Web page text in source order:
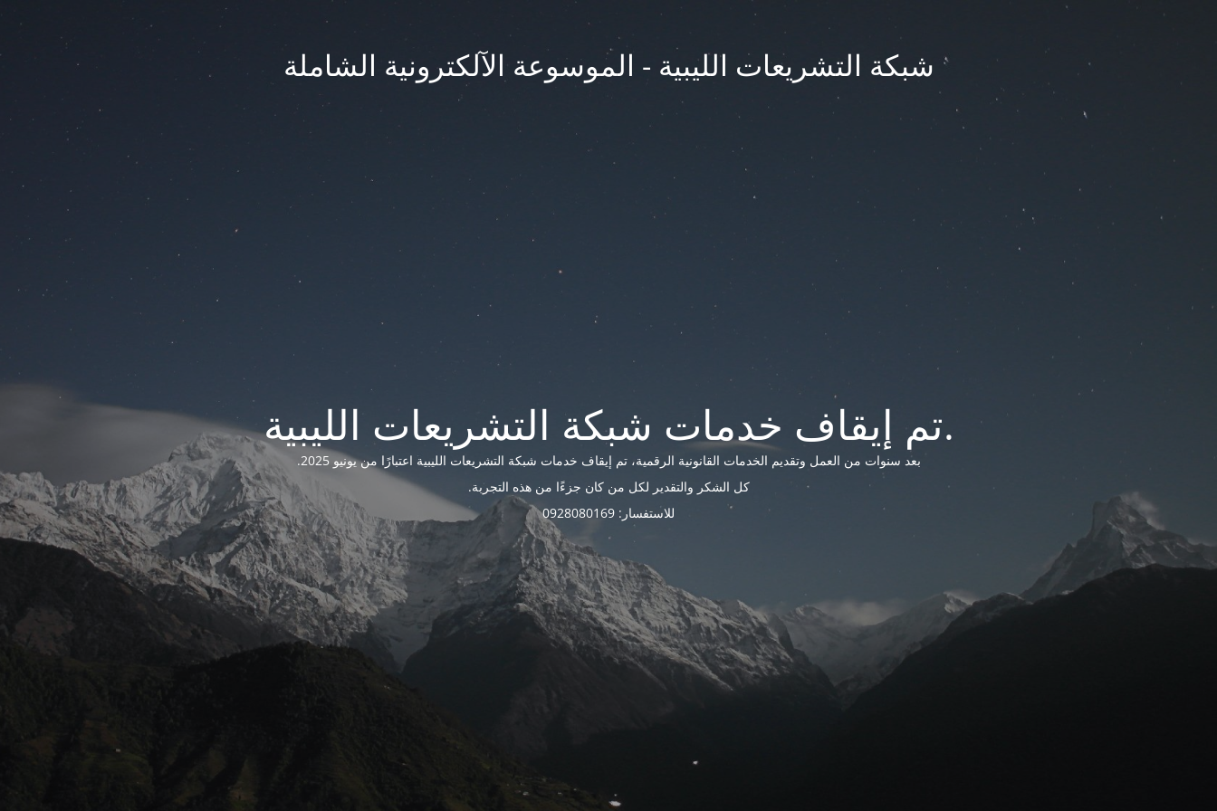
شبكة التشريعات الليبية - الموسوعة الآلكترونية الشاملة
تم إيقاف خدمات شبكة التشريعات الليبية.
بعد سنوات من العمل وتقديم الخدمات القانونية الرقمية، تم إيقاف خدمات شبكة التشريعات الليبية اعتبارًا من يونيو 2025.
كل الشكر والتقدير لكل من كان جزءًا من هذه التجربة.
للاستفسار: 0928080169